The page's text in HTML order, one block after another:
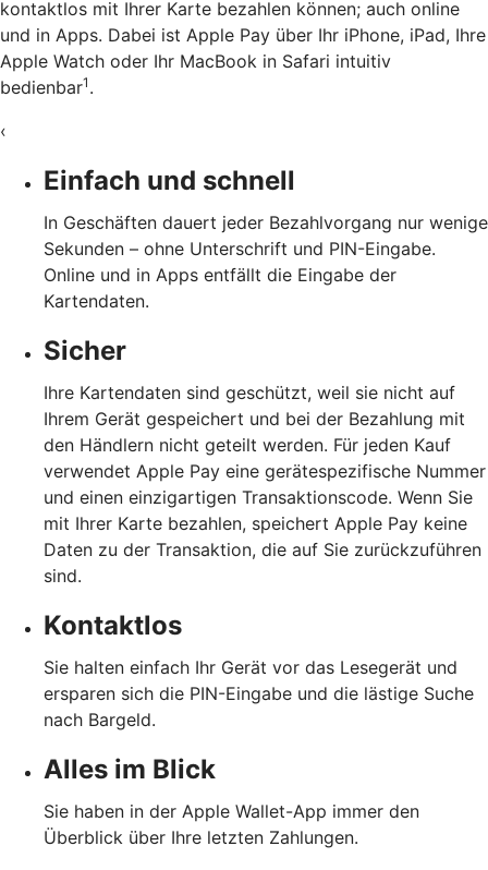
kontaktlos mit Ihrer Karte bezahlen können; auch online
und in Apps. Dabei ist Apple Pay über Ihr iPhone, iPad, Ihre
Apple Watch oder Ihr MacBook in Safari intuitiv
bedienbar1 .
‹
Einfach und schnell
In Geschäften dauert jeder Bezahlvorgang nur wenige
Sekunden – ohne Unterschrift und PIN-Eingabe.
Online und in Apps entfällt die Eingabe der
Kartendaten.
Sicher
Ihre Kartendaten sind geschützt, weil sie nicht auf
Ihrem Gerät gespeichert und bei der Bezahlung mit
den Händlern nicht geteilt werden. Für jeden Kauf
verwendet Apple Pay eine gerätespezifische Nummer
und einen einzigartigen Transaktionscode. Wenn Sie
mit Ihrer Karte bezahlen, speichert Apple Pay keine
Daten zu der Transaktion, die auf Sie zurückzuführen
sind.
Kontaktlos
Sie halten einfach Ihr Gerät vor das Lesegerät und
ersparen sich die PIN-Eingabe und die lästige Suche
nach Bargeld.
Alles im Blick
Sie haben in der Apple Wallet-App immer den
Überblick über Ihre letzten Zahlungen.